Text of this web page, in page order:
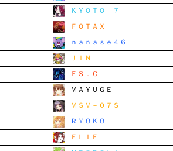
ＫＹＯＴＯ ７
ＦＯＴＡＸ
ｎａｎａｓｅ４６
ＪＩＮ
ＦＳ．Ｃ
ＭＡＹＵＧＥ
ＭＳＭ－０７Ｓ
ＲＹＯＫＯ
ＥＬＩＥ